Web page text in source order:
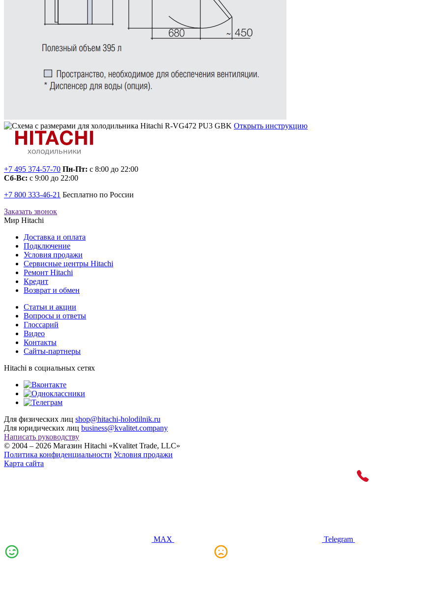
Открыть инструкцию
+7 495 374-57-70 Пн-Пт: с 8:00 до 22:00
Сб-Вс: с 9:00 до 22:00
+7 800 333-46-21 Бесплатно по России
Заказать звонок
Мир Hitachi
Доставка и оплата
Подключение
Условия продажи
Сервисные центры Hitachi
Ремонт Hitachi
Кредит
Возврат и обмен
Cтатьи и акции
Вопросы и ответы
Глоссарий
Видео
Контакты
Сайты-партнеры
Hitachi в социальных сетях
Для физических лиц shop@hitachi-holodilnik.ru
Для юридических лиц business@kvalitet.company
Написать руководству
© 2004 – 2026 Магазин Hitachi «Kvalitet Trade, LLC»
Политика конфиденциальности Условия продажи
Карта сайта
MAX Telegram